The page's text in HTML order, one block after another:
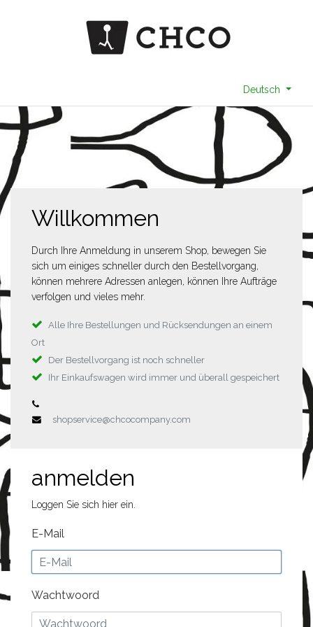
Deutsch
Willkommen
Durch Ihre Anmeldung in unserem Shop, bewegen Sie
sich um einiges schneller durch den Bestellvorgang,
können mehrere Adressen anlegen, können Ihre Aufträge
verfolgen und vieles mehr.
Alle Ihre Bestellungen und Rücksendungen an einem
Ort
Der Bestellvorgang ist noch schneller
Ihr Einkaufswagen wird immer und überall gespeichert
shopservice@chcocompany.com
anmelden
Loggen Sie sich hier ein.
E-Mail
Wachtwoord